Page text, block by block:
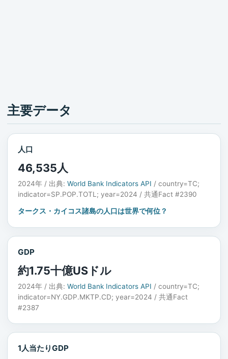
主要データ
人口
46,535人
2024年 / 出典: World Bank Indicators API / country=TC;
indicator=SP.POP.TOTL; year=2024 / 共通Fact #2390
タークス・カイコス諸島の人口は世界で何位？
GDP
約1.75十億USドル
2024年 / 出典: World Bank Indicators API / country=TC;
indicator=NY.GDP.MKTP.CD; year=2024 / 共通Fact
#2387
1人当たりGDP